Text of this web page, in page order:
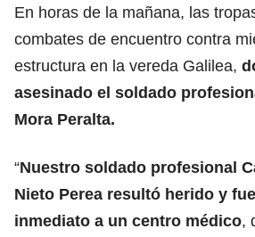
En horas de la mañana, las
combates de encuentro contra
estructura en la vereda Galilea,
asesinado el soldado
Mora Peralta.
“Nuestro soldado profesional
Nieto Perea resultó herido y
inmediato a un centro médico,